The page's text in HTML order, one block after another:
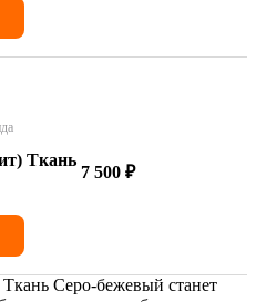
Ткань
7 500 ₽
Серо-бежевый станет